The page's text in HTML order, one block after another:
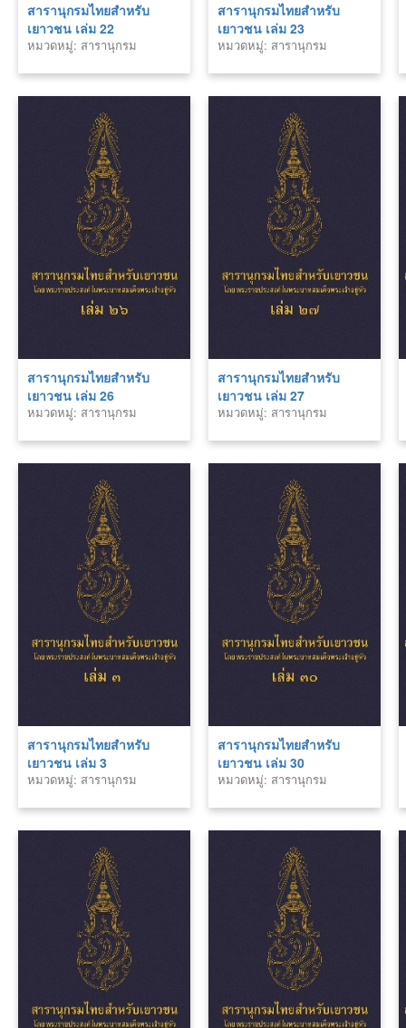
สารานุกรมไทยสำหรับ
เยาวชน เล่ม 22
หมวดหมู่: สารานุกรม
สารานุกรมไทยสำหรับ
เยาวชน เล่ม 23
หมวดหมู่: สารานุกรม
สารานุกรมไทยสำหรับ
เยาวชน เล่ม 26
หมวดหมู่: สารานุกรม
สารานุกรมไทยสำหรับ
เยาวชน เล่ม 27
หมวดหมู่: สารานุกรม
สารานุกรมไทยสำหรับ
เยาวชน เล่ม 3
หมวดหมู่: สารานุกรม
สารานุกรมไทยสำหรับ
เยาวชน เล่ม 30
หมวดหมู่: สารานุกรม